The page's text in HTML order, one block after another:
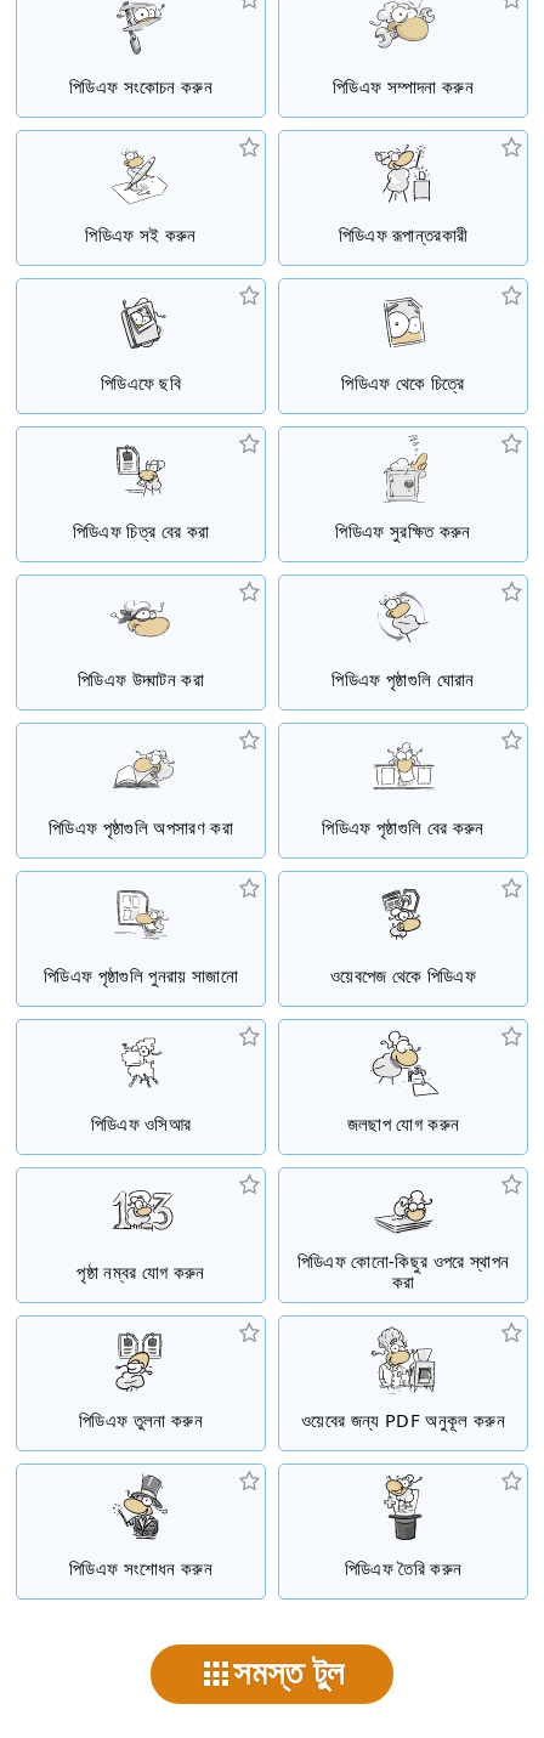
পিডিএফ সংকোচন করুন পিডিএফ সম্পাদনা করুন
পিডিএফ সই করুন পিডিএফ রূপান্তরকারী
পিডিএফে ছবি পিডিএফ থেকে চিত্রে
পিডিএফ চিত্র বের করা পিডিএফ সুরক্ষিত করুন
পিডিএফ উদ্ঘাটন করা পিডিএফ পৃষ্ঠাগুলি ঘোরান
পিডিএফ পৃষ্ঠাগুলি অপসারণ করা পিডিএফ পৃষ্ঠাগুলি বের করুন
পিডিএফ পৃষ্ঠাগুলি পুনরায় সাজানো ওয়েবপেজ থেকে পিডিএফ
পিডিএফ ওসিআর জলছাপ যোগ করুন
পৃষ্ঠা নম্বর যোগ করুন
পিডিএফ কোনো-কিছুর ওপরে স্থাপন
করা
পিডিএফ তুলনা করুন ওয়েবের জন্য PDF অনুকূল করুন
পিডিএফ সংশোধন করুন পিডিএফ তৈরি করুন
সমস্ত টুল